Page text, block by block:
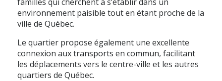
environnement paisible tout en étant proche de la
ville de Québec.
Le quartier propose également une excellente
connexion aux transports en commun, facilitant
les déplacements vers le centre-ville et les autres
quartiers de Québec.